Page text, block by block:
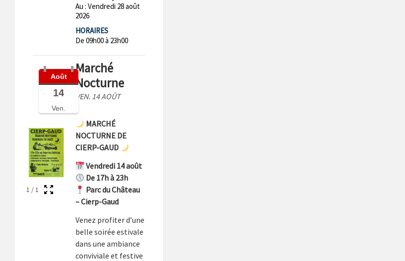
Au :Vendredi 28 août
2026
HORAIRES
De 09h00 à 23h00
Août
14
Ven.
1 /1
Marché
Nocturne
VEN. 14 AOÛT
MARCHÉ
NOCTURNE DE
CIERP-GAUD
Vendredi 14 août
De 17h à 23h
Parc du Château
– Cierp-Gaud
Venez profiter d’une
belle soirée estivale
dans une ambiance
conviviale et festive